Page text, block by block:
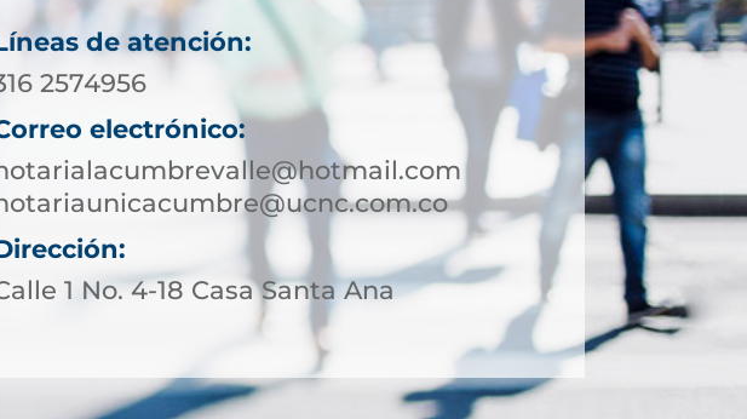
de atención:
2574956
electrónico:
1 No. 4-18 Casa Santa Ana